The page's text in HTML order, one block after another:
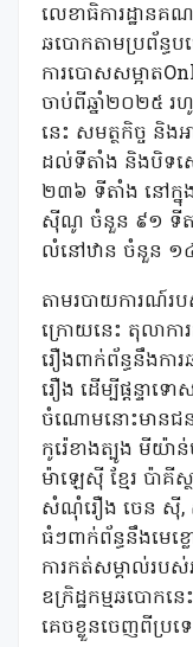
លេខាធិការដ្ឋានគណ
ឆបោកតាមប្រព័ន្ធប
ការបោសសម្អាត
ចាប់ពីឆ្នាំ២០២៥
នេះ សមត្ថកិច្ច និងអា
ដល់ទីតាំង និងបិទស
២៣៦ ទីតាំង នៅក្នុង
ស៊ីណូ ចំនួន ៩១ ទីតាំ
លំនៅឋាន ចំនួន ១
តាមរបាយការណ៍រ
ក្រោយនេះ តុលាកា
រឿងពាក់ព័ន្ធនឹង
រឿង ដើម្បីផ្តន្ទា
ចំណោមនោះមានជ
កូរ៉េខាងត្បូង មីយ៉ា
ម៉ាឡេស៊ី ខ្មែរ ប៉ាគី
សំណុំរឿង ចេន ស៊ី
ធំៗពាក់ព័ន្ធនឹងមេខ្
ការកត់សម្គាល់របស់
ឧក្រិដ្ឋកម្មឆបោក
គេចខ្លួនចេញពីប្រទេ